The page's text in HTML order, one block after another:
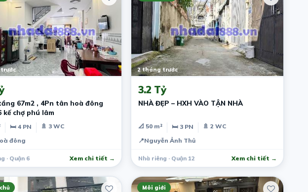
67m2 , 4Pn tân hoà đông
kế chợ phú lâm
🛏 4 PN
🚿 3 WC
đông
· Quận 6 Xem chi tiết →
2 tháng trước
3.2 Tỷ
NHÀ ĐẸP – HXH VÀO TẬN NHÀ
📐 50 m² 🛏 3 PN
🚿 2 WC
📍Nguyễn Ảnh Thủ
Nhà riêng · Quận 12 Xem chi tiết →
Môi giới